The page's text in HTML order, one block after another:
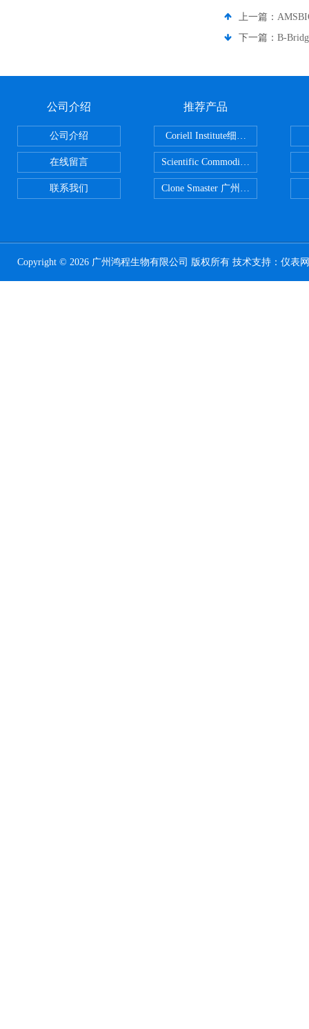
上一篇：
下一篇： B-
公司介绍
公司介绍
在线留言
联系我们
推荐产品
Scientific CommoditiesPE管 广州
Clone Smaster 广州鸿程代理
Copyright © 2026 广州鸿程生物有限公司 版权所有 技术支持： 仪表网